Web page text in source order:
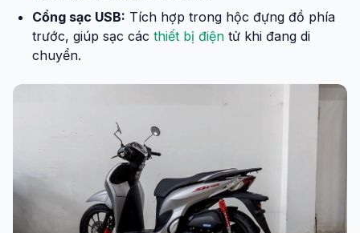
Cổng sạc USB: Tích hợp trong hộc đựng đồ phía
trước, giúp sạc các thiết bị điện tử khi đang di
chuyển.